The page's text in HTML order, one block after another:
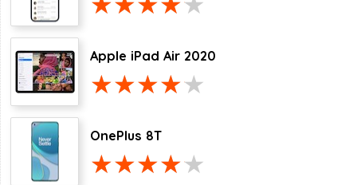
Apple iPad Air 2020
OnePlus 8T